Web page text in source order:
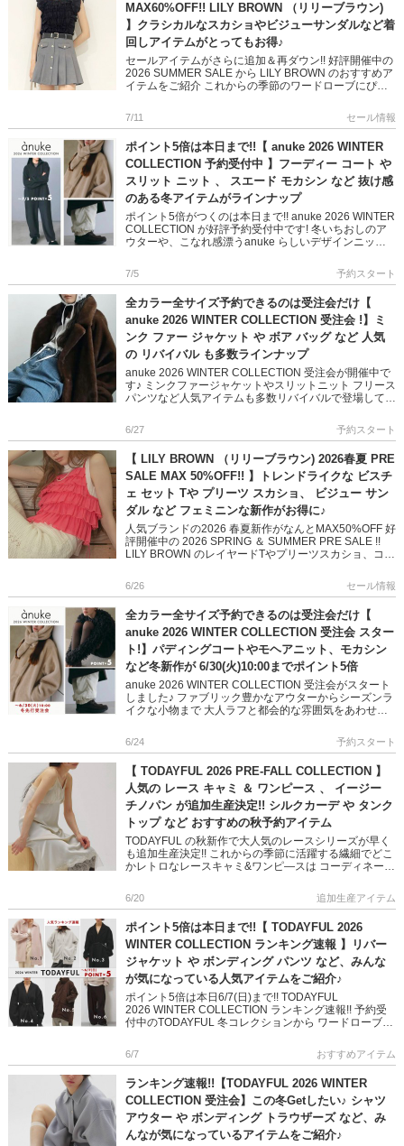
MAX60%OFF!! LILY BROWN （リリーブラウン)
】クラシカルなスカショやビジューサンダルなど着
回しアイテムがとってもお得♪
セールアイテムがさらに追加＆再ダウン!! 好評開催中の
2026 SUMMER SALE から LILY BROWN のおすすめア
イテムをご紹介 これからの季節のワードローブにぴっ
7/11 セール情報
ポイント5倍は本日まで!!【 anuke 2026 WINTER
COLLECTION 予約受付中 】フーディー コート や
スリット ニット 、 スエード モカシン など 抜け感
のある冬アイテムがラインナップ
ポイント5倍がつくのは本日まで!! anuke 2026 WINTER
COLLECTION が好評予約受付中です! 冬いちおしのア
ウターや、こなれ感漂うanuke らしいデザインニット
7/5 予約スタート
全カラー全サイズ予約できるのは受注会だけ【
anuke 2026 WINTER COLLECTION 受注会 !】ミ
ンク ファー ジャケット や ボア バッグ など 人気
の リバイバル も多数ラインナップ
anuke 2026 WINTER COLLECTION 受注会が開催中で
す♪ ミンクファージャケットやスリットニット フリース
パンツなど人気アイテムも多数リバイバルで登場してい
6/27 予約スタート
【 LILY BROWN （リリーブラウン) 2026春夏 PRE
SALE MAX 50%OFF!! 】トレンドライクな ビスチ
ェ セット Tや プリーツ スカショ、 ビジュー サン
ダル など フェミニンな新作がお得に♪
人気ブランドの2026 春夏新作がなんとMAX50%OFF 好
評開催中の 2026 SPRING ＆ SUMMER PRE SALE !!
LILY BROWN のレイヤードTやプリーツスカショ、コラ
6/26 セール情報
全カラー全サイズ予約できるのは受注会だけ【
anuke 2026 WINTER COLLECTION 受注会 スター
ト!】パディングコートやモヘアニット、モカシン
など冬新作が 6/30(火)10:00までポイント5倍
anuke 2026 WINTER COLLECTION 受注会がスタート
しました♪ ファブリック豊かなアウターからシーズンラ
イクな小物まで 大人ラフと都会的な雰囲気をあわせ持
6/24 予約スタート
【 TODAYFUL 2026 PRE-FALL COLLECTION 】
人気の レース キャミ ＆ ワンピース 、 イージー
チノパン が追加生産決定!! シルクカーデ や タンク
トップ など おすすめの秋予約アイテム
TODAYFUL の秋新作で大人気のレースシリーズが早く
も追加生産決定!! これからの季節に活躍する繊細でどこ
かレトロなレースキャミ&ワンピ―スは コーディネート
[…]
6/20 追加生産アイテム
ポイント5倍は本日まで!!【 TODAYFUL 2026
WINTER COLLECTION ランキング速報 】リバー
ジャケット や ボンディング パンツ など、みんな
が気になっている人気アイテムをご紹介♪
ポイント5倍は本日6/7(日)まで!! TODAYFUL
2026 WINTER COLLECTION ランキング速報!! 予約受
付中のTODAYFUL 冬コレクションから ワードローブに
6/7 おすすめアイテム
ランキング速報!!【TODAYFUL 2026 WINTER
COLLECTION 受注会】この冬Getしたい♪ シャツ
アウター や ボンディング トラウザーズ など、み
んなが気になっているアイテムをご紹介♪